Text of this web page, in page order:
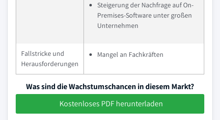
Steigerung der Nachfrage auf On-
Premises-Software unter großen
Unternehmen
Fallstricke und
Herausforderungen
Mangel an Fachkräften
Was sind die Wachstumschancen in diesem Markt?
Kostenloses PDF herunterladen